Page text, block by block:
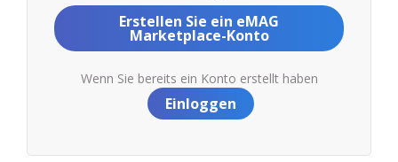
Erstellen Sie ein eMAG
Marketplace-Konto
Wenn Sie bereits ein Konto erstellt haben
Einloggen